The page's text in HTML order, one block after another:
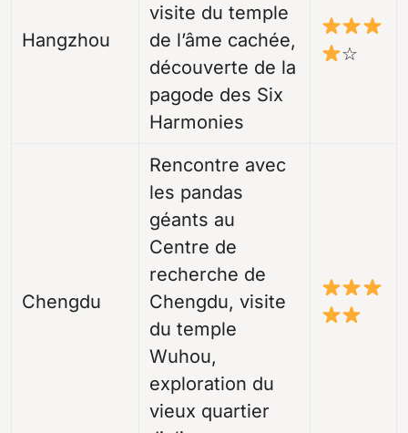
Hangzhou
visite du temple
de l’âme cachée,
découverte de la
pagode des Six
Harmonies
☆
Chengdu
Rencontre avec
les pandas
géants au
Centre de
recherche de
Chengdu, visite
du temple
Wuhou,
exploration du
vieux quartier